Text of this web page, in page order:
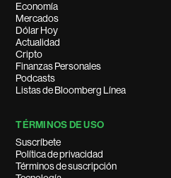
Economía
Mercados
Dólar Hoy
Actualidad
Cripto
Finanzas Personales
Podcasts
Listas de Bloomberg Línea
TÉRMINOS DE USO
Suscríbete
Política de privacidad
Términos de suscripción